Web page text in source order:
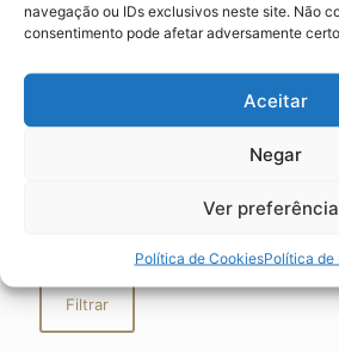
navegação ou IDs exclusivos neste site. Não
consentimento pode afetar adversamente
Aceitar
Negar
Ver
Política de CookiesPolítica de
Tochas
Preço
mínimo
Preço
máximo
Filtrar